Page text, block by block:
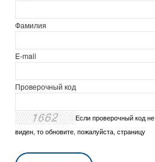
Фамилия
E-mail
Проверочный код
Если проверочный код не
виден, то обновите, пожалуйста, страницу